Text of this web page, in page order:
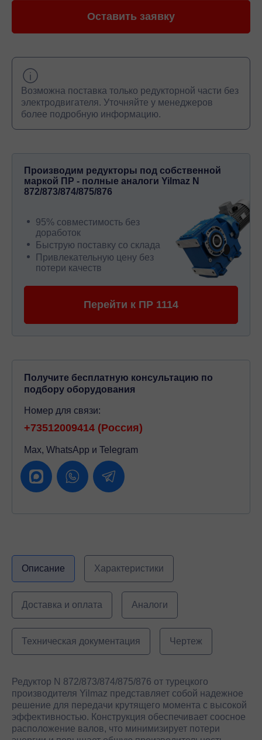
Оставить заявку
Возможна поставка только редукторной части без
электродвигателя. Уточняйте у менеджеров
более подробную информацию.
Производим редукторы под собственной
маркой ПР - полные аналоги Yilmaz N
872/873/874/875/876
95% совместимость без
доработок
Быструю поставку со склада
Привлекательную цену без
потери качеств
Перейти к ПР 1114
Получите бесплатную консультацию по
подбору оборудования
Номер для связи:
+73512009414 (Россия)
Max, WhatsApp и Telegram
Описание Характеристики
Доставка и оплата Аналоги
Техническая документация Чертеж
Редуктор N 872/873/874/875/876 от турецкого
производителя Yilmaz представляет собой надежное
решение для передачи крутящего момента с высокой
эффективностью. Конструкция обеспечивает соосное
расположение валов, что минимизирует потери